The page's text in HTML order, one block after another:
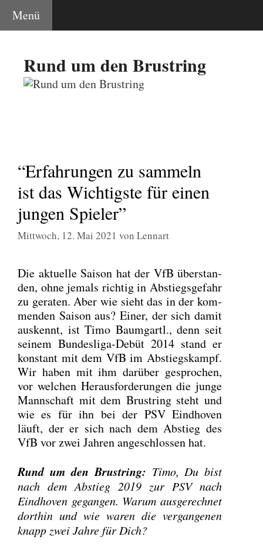
Inhalt
springen
Menü
Rund um den Brustring
“Erfahrungen zu sammeln
ist das Wichtigste für einen
jungen Spieler”
Mittwoch, 12. Mai 2021 von Lennart
Die aktu­el­le Sai­son hat der VfB über­stan­
den, ohne jemals rich­tig in Abstiegs­ge­fahr
zu gera­ten. Aber wie sieht das in der kom­
men­den Sai­son aus? Einer, der sich damit
aus­kennt, ist Timo Baum­gartl., denn seit
sei­nem Bun­des­li­ga-Debüt 2014 stand er
kon­stant mit dem VfB im Abstiegs­kampf.
Wir haben mit ihm dar­über gespro­chen,
vor wel­chen Her­aus­for­de­run­gen die jun­ge
Mann­schaft mit dem Brust­ring steht und
wie es für ihn bei der PSV Eind­ho­ven
läuft, der er sich nach dem Abstieg des
VfB vor zwei Jah­ren ange­schlos­sen hat.
Rund um den Brust­ring: Timo, Du bist
nach dem Abstieg 2019 zur PSV nach
Eind­ho­ven gegan­gen. War­um aus­ge­rech­net
dort­hin und wie waren die ver­gan­ge­nen
knapp zwei Jah­re für Dich?